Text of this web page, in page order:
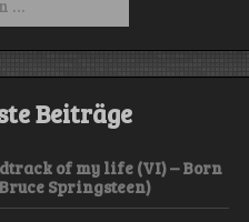
Beiträge
of my life (VI) – Born
Springsteen)